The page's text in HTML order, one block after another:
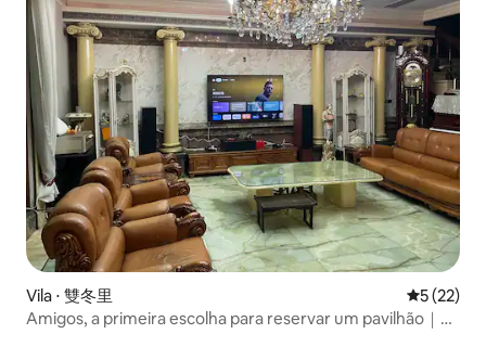
Vila ⋅ 雙冬里 5 de uma
5 (22)
Amigos, a primeira escolha para reservar um pavilhão｜